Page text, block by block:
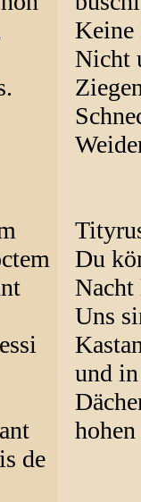
de
Keine
Nicht
Du
Nacht
Uns
und